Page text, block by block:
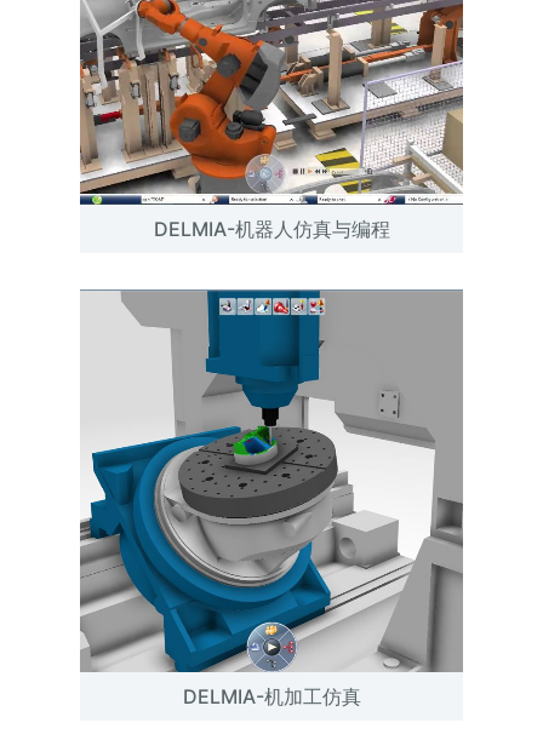
DELMIA-机器人仿真与编程
DELMIA-机加工仿真